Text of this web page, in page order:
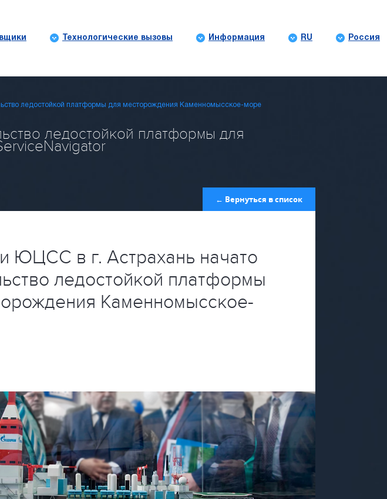
Технологические вызовы Информация RU Россия
ледостойкой платформы для месторождения Каменномысское-море
ледостойкой платформы для
← Вернуться в список
ЮЦСС в г. Астрахань начато
ледостойкой платформы
Каменномысское-